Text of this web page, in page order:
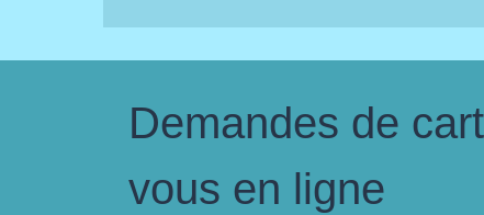
Demandes de
vous en ligne